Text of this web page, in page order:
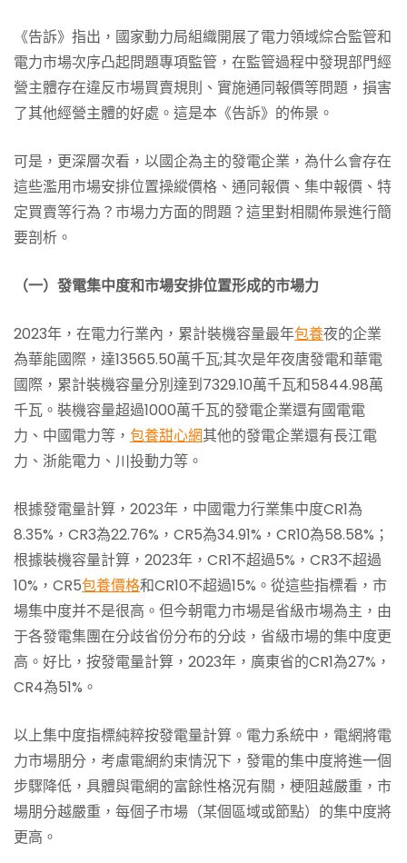
《告訴》指出，國家動力局組織開展了電力領域綜合監管和
電力市場次序凸起問題專項監管，在監管過程中發現部門經
營主體存在違反市場買賣規則、實施通同報價等問題，損害
了其他經營主體的好處。這是本《告訴》的佈景。
可是，更深層次看，以國企為主的發電企業，為什么會存在
這些濫用市場安排位置操縱價格、通同報價、集中報價、特
定買賣等行為？市場力方面的問題？這里對相關佈景進行簡
要剖析。
（一）發電集中度和市場安排位置形成的市場力
2023年，在電力行業內，累計裝機容量最年包養夜的企業
為華能國際，達13565.50萬千瓦;其次是年夜唐發電和華電
國際，累計裝機容量分別達到7329.10萬千瓦和5844.98萬
千瓦。裝機容量超過1000萬千瓦的發電企業還有國電電
力、中國電力等， 包養甜心網其他的發電企業還有長江電
力、浙能電力、川投動力等。
根據發電量計算，2023年，中國電力行業集中度CR1為
8.35%，CR3為22.76%，CR5為34.91%，CR10為58.58%；
根據裝機容量計算，2023年，CR1不超過5%，CR3不超過
10%，CR5包養價格和CR10不超過15%。從這些指標看，市
場集中度并不是很高。但今朝電力市場是省級市場為主，由
于各發電集團在分歧省份分布的分歧，省級市場的集中度更
高。好比，按發電量計算，2023年，廣東省的CR1為27%，
CR4為51%。
以上集中度指標純粹按發電量計算。電力系統中，電網將電
力市場朋分，考慮電網約束情況下，發電的集中度將進一個
步驟降低，具體與電網的富餘性格況有關，梗阻越嚴重，市
場朋分越嚴重，每個子市場（某個區域或節點）的集中度將
更高。